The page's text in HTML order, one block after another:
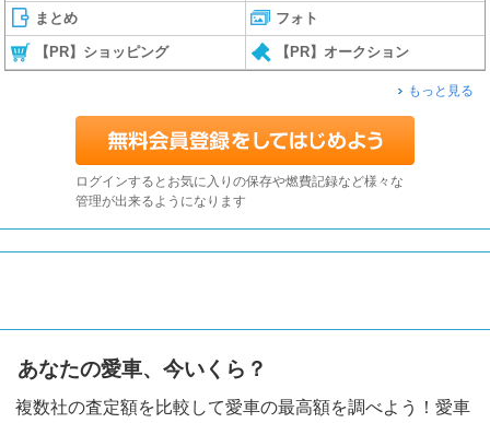
まとめ フォト
【PR】ショッピング 【PR】オークション
もっと見る
ログインするとお気に入りの保存や燃費記録など様々な
管理が出来るようになります
あなたの愛車、今いくら？
複数社の査定額を比較して愛車の最高額を調べよう！愛車